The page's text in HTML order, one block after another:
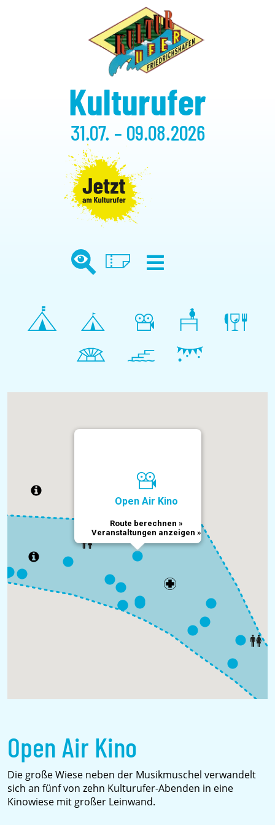
Kulturufer
31.07. – 09.08.2026
Open Air Kino
Route berechnen »
Veranstaltungen anzeigen »
Open Air Kino
Die große Wiese neben der Musikmuschel verwandelt
sich an fünf von zehn Kulturufer-Abenden in eine
Kinowiese mit großer Leinwand.